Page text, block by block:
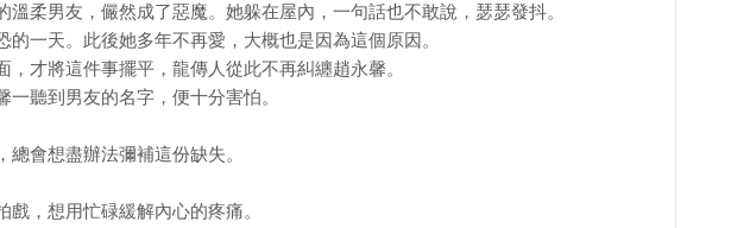
溫柔男友，儼然成了惡魔。她躲在屋內，一句話也不敢說，瑟瑟發抖。
一天。此後她多年不再愛，大概也是因為這個原因。
才將這件事擺平，龍傳人從此不再糾纏趙永馨。
聽到男友的名字，便十分害怕。
會想盡辦法彌補這份缺失。
，想用忙碌緩解內心的疼痛。